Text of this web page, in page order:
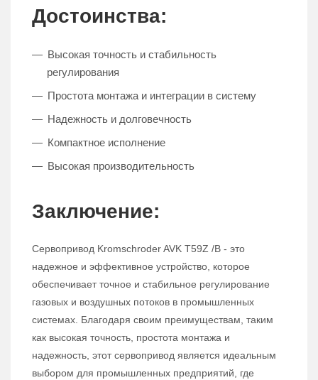
Достоинства:
Высокая точность и стабильность
регулирования
Простота монтажа и интеграции в систему
Надежность и долговечность
Компактное исполнение
Высокая производительность
Заключение:
Сервопривод Kromschroder AVK T59Z /B - это
надежное и эффективное устройство, которое
обеспечивает точное и стабильное регулирование
газовых и воздушных потоков в промышленных
системах. Благодаря своим преимуществам, таким
как высокая точность, простота монтажа и
надежность, этот сервопривод является идеальным
выбором для промышленных предприятий, где